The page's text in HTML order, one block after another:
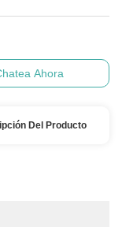
Ahora
Del Producto